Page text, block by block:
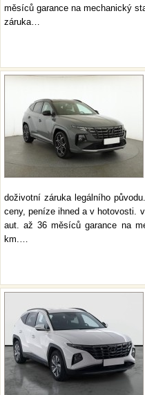
měsíců garance na mechanický
záruka…
doživotní záruka legálního
ceny, peníze ihned a v hotovosti.
aut. až 36 měsíců garance na
km.…